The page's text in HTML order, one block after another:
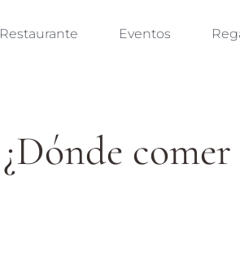
Restaurante Eventos
¿Dónde